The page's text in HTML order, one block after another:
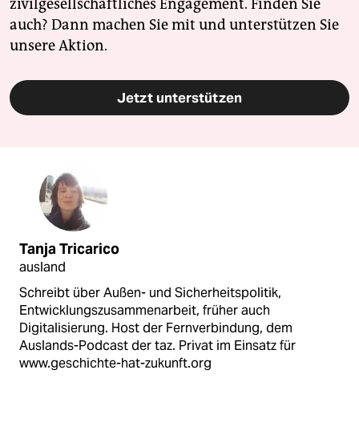
zivilgesellschaftliches Engagement. Finden Sie
auch? Dann machen Sie mit und unterstützen Sie
unsere Aktion.
Jetzt unterstützen
Tanja Tricarico
ausland
Schreibt über Außen- und Sicherheitspolitik,
Entwicklungszusammenarbeit, früher auch
Digitalisierung. Host der Fernverbindung, dem
Auslands-Podcast der taz. Privat im Einsatz für
www.geschichte-hat-zukunft.org